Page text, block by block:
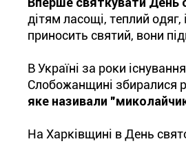
дітям ласощі, теплий
приносить святий, вони
В Україні за роки
Слобожанщині збиралися
яке називали
На Харківщині в День